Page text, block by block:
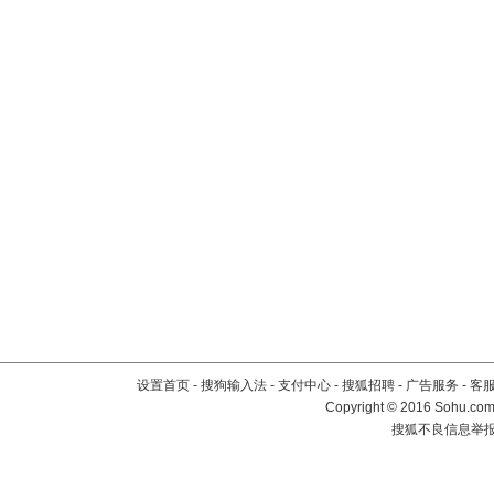
设置首页 - 搜狗输入法 - 支付中心 - 搜狐招聘 - 广告服务 - 客
Copyright©2016
搜狐不良信息举